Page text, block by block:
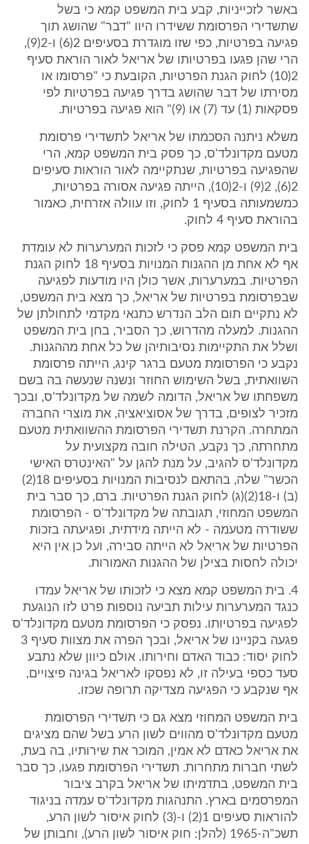
באשר לזכייניות, קבע בית המשפט קמא כי בשל
שתשדירי הפרסומת ששידרו היוו "דבר" שהושג תוך
פגיעה בפרטיות, כפי שזו מוגדרת בסעיפים 2(6) ו-2(9),
הרי שהן פגעו בפרטיותו של אריאל לאור הוראת סעיף
2(10) לחוק הגנת הפרטיות, הקובעת כי "פרסומו או
מסירתו של דבר שהושג בדרך פגיעה בפרטיות לפי
פסקאות (1) עד (7) או (9)" הוא פגיעה בפרטיות.
משלא ניתנה הסכמתו של אריאל לתשדירי פרסומת
מטעם מקדונלד'ס, כך פסק בית המשפט קמא, הרי
שהפגיעה בפרטיות, שנתקיימה לאור הוראות סעיפים
2(6), 2(9) ו-2(10), הייתה פגיעה אסורה בפרטיות,
כמשמעותה בסעיף 1 לחוק, וזו עוולה אזרחית, כאמור
בהוראת סעיף 4 לחוק.
בית המשפט קמא פסק כי לזכות המערערות לא עומדת
אף לא אחת מן ההגנות המנויות בסעיף 18 לחוק הגנת
הפרטיות. במערערות, אשר כולן היו מודעות לפגיעה
שבפרסומת בפרטיות של אריאל, כך מצא בית המשפט,
לא נתקיים תום הלב הנדרש כתנאי מקדמי לתחולתן של
ההגנות. למעלה מהדרוש, כך הסביר, בחן בית המשפט
ושלל את התקיימות נסיבותיהן של כל אחת מההגנות.
נקבע כי הפרסומת מטעם ברגר קינג, הייתה פרסומת
השוואתית, בשל השימוש החוזר ונשנה שנעשה בה בשם
משפחתו של אריאל, הדומה לשמה של מקדונלד'ס, ובכך
מזכיר לצופים, בדרך של אסוציאציה, את מוצרי החברה
המתחרה. הקרנת תשדירי הפרסומת ההשוואתית מטעם
מתחרתה, כך נקבע, הטילה חובה מקצועית על
מקדונלד'ס להגיב, על מנת להגן על "האינטרס האישי
הכשר" שלה, בהתאם לנסיבות המנויות בסעיפים 18(2)
(ב) ו-18(2)(ג) לחוק הגנת הפרטיות. ברם, כך סבר בית
המשפט המחוזי, תגובתה של מקדונלד'ס - הפרסומת
ששודרה מטעמה - לא הייתה מידתית, ופגיעתה בזכות
הפרטיות של אריאל לא הייתה סבירה, ועל כן אין היא
יכולה לחסות בצילן של ההגנות האמורות.
4. בית המשפט קמא מצא כי לזכותו של אריאל עמדו
כנגד המערערות עילות תביעה נוספות פרט לזו הנוגעת
לפגיעה בפרטיותו. נפסק כי הפרסומת מטעם מקדונלד'ס
פגעה בקניינו של אריאל, ובכך הפרה את מצוות סעיף 3
לחוק יסוד: כבוד האדם וחירותו. אולם כיוון שלא נתבע
סעד כספי בעילה זו, לא נפסקו לאריאל בגינה פיצויים,
אף שנקבע כי הפגיעה מצדיקה תרופה שכזו.
בית המשפט המחוזי מצא גם כי תשדירי הפרסומת
מטעם מקדונלד'ס מהווים לשון הרע בשל שהם מציגים
את אריאל כאדם לא אמין, המוכר את שירותיו, בה בעת,
לשתי חברות מתחרות. תשדירי הפרסומת פגעו, כך סבר
בית המשפט, בתדמיתו של אריאל בקרב ציבור
המפרסמים בארץ. התנהגות מקדונלד'ס עמדה בניגוד
להוראות סעיפים 1(2) ו-(3) לחוק איסור לשון הרע,
תשכ"ה-1965 (להלן: חוק איסור לשון הרע), וחבותן של